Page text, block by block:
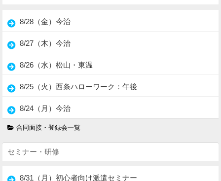
8/28（金）今治
8/27（木）今治
8/26（水）松山・東温
8/25（火）西条ハローワーク：午後
8/24（月）今治
合同面接・登録会一覧
セミナー・研修
8/31（月）初心者向け派遣セミナー